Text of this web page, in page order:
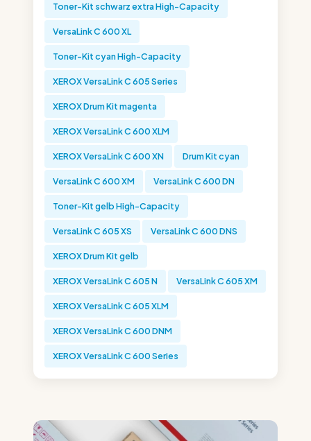
Toner-Kit schwarz extra High-Capacity
VersaLink C 600 XL
Toner-Kit cyan High-Capacity
XEROX VersaLink C 605 Series
XEROX Drum Kit magenta
XEROX VersaLink C 600 XLM
XEROX VersaLink C 600 XN Drum Kit cyan
VersaLink C 600 XM VersaLink C 600 DN
Toner-Kit gelb High-Capacity
VersaLink C 605 XS VersaLink C 600 DNS
XEROX Drum Kit gelb
XEROX VersaLink C 605 N VersaLink C 605 XM
XEROX VersaLink C 605 XLM
XEROX VersaLink C 600 DNM
XEROX VersaLink C 600 Series